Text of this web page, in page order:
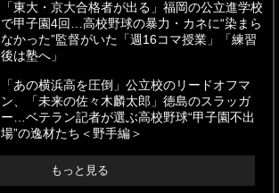
「東大・京大合格者が出る」福岡の公立進学校
で甲子園4回…高校野球の暴力・カネに“染まら
なかった”監督がいた「週16コマ授業」「練習
後は塾へ」
「あの横浜高を圧倒」公立校のリードオフマ
ン、「未来の佐々木麟太郎」徳島のスラッガ
ー…ベテラン記者が選ぶ高校野球“甲子園不出
場”の逸材たち＜野手編＞
もっと見る